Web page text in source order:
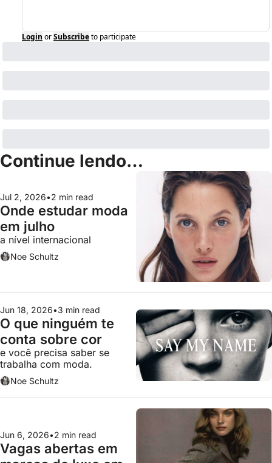
Login orSubscribeto participate
Continue lendo…
Jul 2, 2026•2 min read
Onde estudar moda
em julho
a nível internacional
Noe Schultz
Jun 18, 2026•3 min read
O que ninguém te
conta sobre cor
e você precisa saber se
trabalha com moda.
Noe Schultz
Jun 6, 2026•2 min read
Vagas abertas em